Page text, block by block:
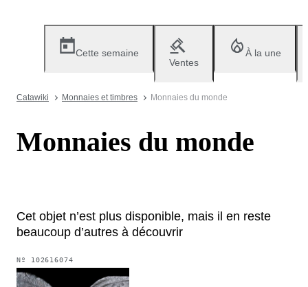
Cette semaine
Ventes
À la une
Catawiki Monnaies et timbres Monnaies du monde
Monnaies du monde
Cet objet n’est plus disponible, mais il en reste
beaucoup d’autres à découvrir
Nº 102616074